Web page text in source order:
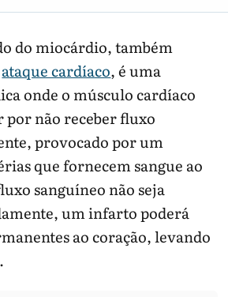
do miocárdio, também
ataque cardíaco, é uma
onde o músculo cardíaco
por não receber fluxo
provocado por um
que fornecem sangue ao
sanguíneo não seja
um infarto poderá
ao coração, levando